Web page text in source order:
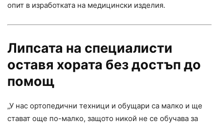
опит в изработката на медицински изделия.
Липсата на специалисти
оставя хората без достъп до
помощ
„У нас ортопедични техници и обущари са малко и ще
стават още по-малко, защото никой не се обучава за